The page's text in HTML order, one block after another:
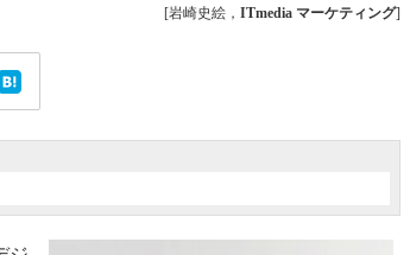
[岩崎史絵， ITmedia マーケティング]